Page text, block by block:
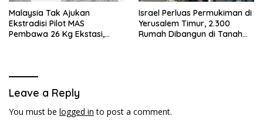
Malaysia Tak Ajukan
Ekstradisi Pilot MAS
Pembawa 26 Kg Ekstasi,
Israel Perluas Permukiman di
Yerusalem Timur, 2.300
Rumah Dibangun di Tanah
Leave a Reply
You must be logged in to post a comment.